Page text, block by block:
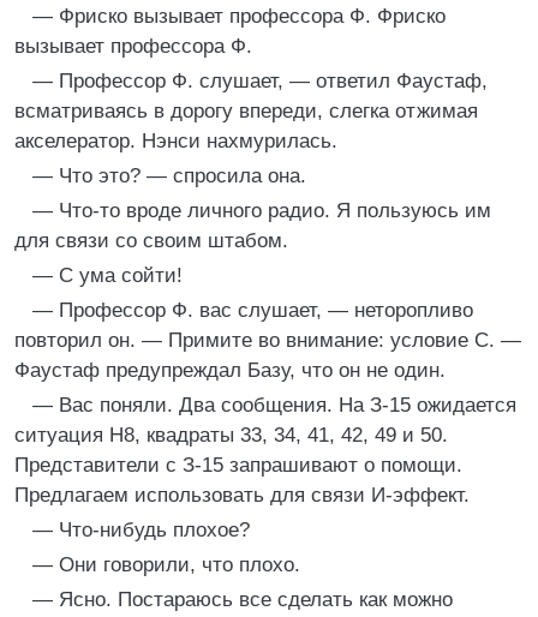
— Фриско вызывает профессора Ф. Фриско
вызывает профессора Ф.
— Профессор Ф. слушает, — ответил Фаустаф,
всматриваясь в дорогу впереди, слегка отжимая
акселератор. Нэнси нахмурилась.
— Что это? — спросила она.
— Что-то вроде личного радио. Я пользуюсь им
для связи со своим штабом.
— С ума сойти!
— Профессор Ф. вас слушает, — неторопливо
повторил он. — Примите во внимание: условие С. —
Фаустаф предупреждал Базу, что он не один.
— Вас поняли. Два сообщения. На З-15 ожидается
ситуация Н8, квадраты 33, 34, 41, 42, 49 и 50.
Представители с З-15 запрашивают о помощи.
Предлагаем использовать для связи И-эффект.
— Что-нибудь плохое?
— Они говорили, что плохо.
— Ясно. Постараюсь все сделать как можно